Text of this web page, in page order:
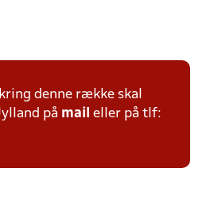
denne række skal
på mail eller på tlf: